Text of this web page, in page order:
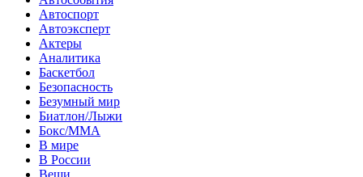
Автоспорт
Автоэксперт
Актеры
Аналитика
Баскетбол
Безопасность
Безумный мир
Биатлон/Лыжи
Бокс/MMA
В мире
В России
Вещи